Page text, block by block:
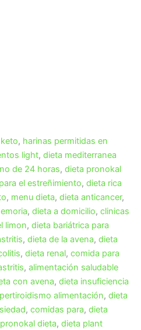
, harinas permitidas en
light, dieta mediterranea
de 24 horas, dieta pronokal
el estreñimiento, dieta rica
, menu dieta, dieta anticancer,
, dieta a domicilio, clinicas
limon, dieta bariátrica para
, dieta de la avena, dieta
, dieta renal, comida para
, alimentación saludable
con avena, dieta insuficiencia
alimentación, dieta
, comidas para, dieta
pronokal dieta, dieta plant